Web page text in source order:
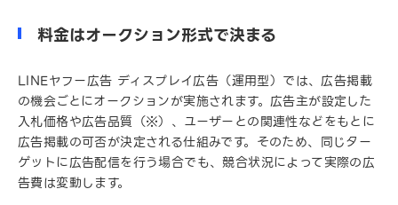
料金はオークション形式で決まる
LINEヤフー広告 ディスプレイ広告（運用型）では、広告掲載
の機会ごとにオークションが実施されます。広告主が設定した
入札価格や広告品質（※）、ユーザーとの関連性などをもとに
広告掲載の可否が決定される仕組みです。そのため、同じター
ゲットに広告配信を行う場合でも、競合状況によって実際の広
告費は変動します。